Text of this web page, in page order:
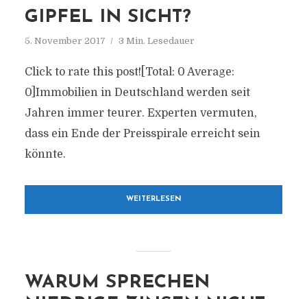
GIPFEL IN SICHT?
5. November 2017 3 Min. Lesedauer
Click to rate this post![Total: 0 Average:
0]Immobilien in Deutschland werden seit
Jahren immer teurer. Experten vermuten,
dass ein Ende der Preisspirale erreicht sein
könnte.
WEITERLESEN
WARUM SPRECHEN